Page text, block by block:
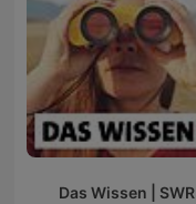
Das Wissen | SWR